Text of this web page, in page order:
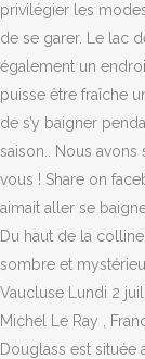
privilégier les
de se garer. Le lac
également un
puisse être fraîche
de s’y baigner
saison.. Nous
vous ! Share on
aimait aller se
Du haut de la
sombre et
Vaucluse Lundi 2
Michel Le Ray ,
Douglass est